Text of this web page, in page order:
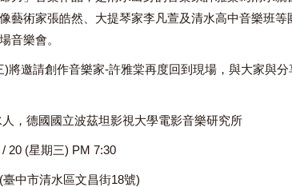
藝術家張皓然、大提琴家李凡萱及清水高中音樂班
音樂會。
)將邀請創作音樂家-許雅棠再度回到現場，與大家與
，德國國立波茲坦影視大學電影音樂研究所
20 (星期三) PM 7:30
中市清水區文昌街18號)